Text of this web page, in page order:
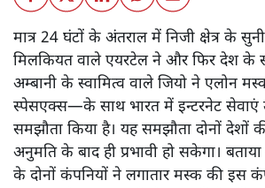
मात्र 24 घंटों के अंतराल में निजी क्षेत्र के
मिलकियत वाले एयरटेल ने और फिर देश के
अम्बानी के स्वामित्व वाले जियो ने एलोन
स्पेसएक्स—के साथ भारत में इन्टरनेट सेवाएं
समझौता किया है। यह समझौता दोनों देशों
अनुमति के बाद ही प्रभावी हो सकेगा।
के दोनों कंपनियों ने लगातार मस्क की इस